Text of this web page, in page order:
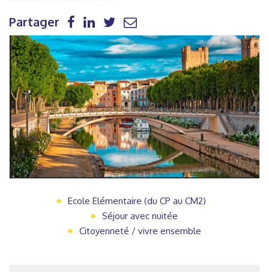
Partager
Ecole Elémentaire (du CP au CM2)
Séjour avec nuitée
Citoyenneté / vivre ensemble